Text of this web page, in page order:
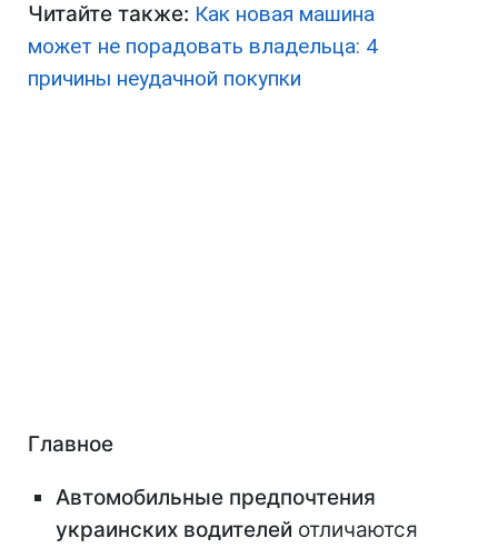
Читайте также: Как новая машина
может не порадовать владельца: 4
причины неудачной покупки
Главное
Автомобильные предпочтения
украинских водителей отличаются